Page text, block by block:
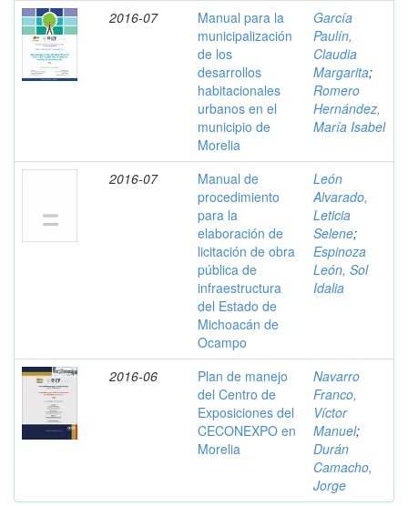
2016-07
Manual para la
municipalización
de los
desarrollos
habitacionales
urbanos en el
municipio de
Morelia
García
Paulín,
Claudia
Margarita;
Romero
Hernández,
María Isabel
2016-07
Manual de
procedimiento
para la
elaboración de
licitación de obra
pública de
infraestructura
del Estado de
Michoacán de
Ocampo
León
Alvarado,
Leticia
Selene;
Espinoza
León, Sol
Idalia
2016-06
Plan de manejo
del Centro de
Exposiciones del
CECONEXPO en
Morelia
Navarro
Franco,
Víctor
Manuel;
Durán
Camacho,
Jorge